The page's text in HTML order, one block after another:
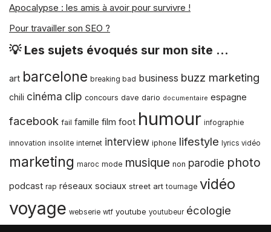
Apocalypse : les amis à avoir pour survivre !
Pour travailler son SEO ?
💡 Les sujets évoqués sur mon site …
art barcelone breaking bad business buzz marketing
chili cinéma clip concours dave dario documentaire espagne
facebook fail famille film foot humour infographie
innovation insolite internet interview iphone lifestyle lyrics vidéo
marketing maroc mode musique non parodie photo
podcast rap réseaux sociaux street art tournage vidéo
voyage webserie wtf youtube youtubeur écologie